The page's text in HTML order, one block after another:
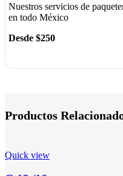
Nuestros servicios de
en todo México
Desde $250
Productos
Quick view